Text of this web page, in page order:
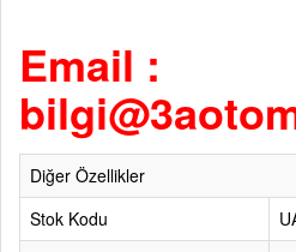
Email :
Diğer Özellikler
Stok Kodu